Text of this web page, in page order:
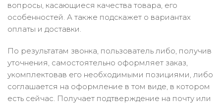
вопросы, касающиеся качества товара, его
особенностей. А также подскажет о вариантах
оплаты и доставки.
По результатам звонка, пользователь либо, получив
уточнения, самостоятельно оформляет заказ,
укомплектовав его необходимыми позициями, либо
соглашается на оформление в том виде, в котором
есть сейчас. Получает подтверждение на почту или